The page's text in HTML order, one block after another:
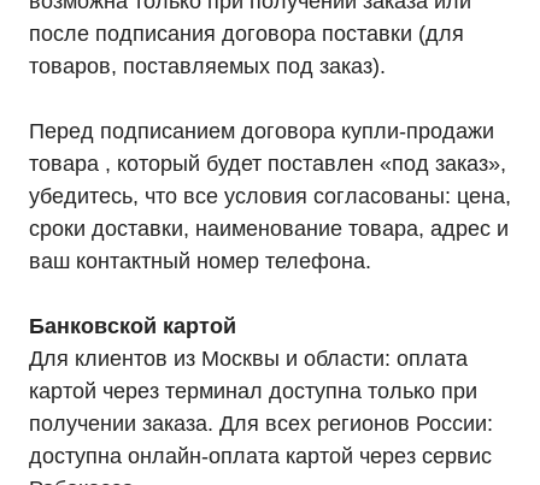
после подписания договора поставки (для
товаров, поставляемых под заказ).
Перед подписанием договора купли-продажи
товара , который будет поставлен «под заказ»,
убедитесь, что все условия согласованы: цена,
сроки доставки, наименование товара, адрес и
ваш контактный номер телефона.
Банковской картой
Для клиентов из Москвы и области: оплата
картой через терминал доступна только при
получении заказа. Для всех регионов России:
доступна онлайн-оплата картой через сервис
Мы являемся
официальным